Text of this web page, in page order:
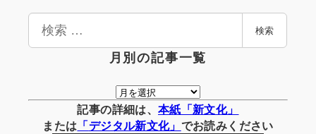
検
検索
月別の記事一覧
月
別
の
記事の詳細は、 本紙「新文化」
または 「デジタル新文化」 でお読みください